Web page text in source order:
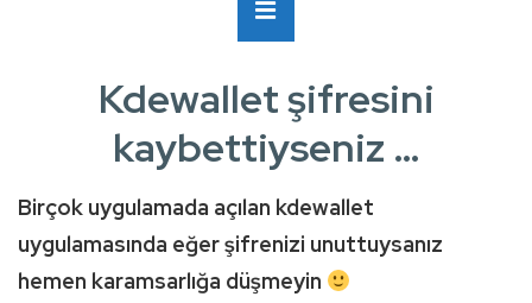
Kdewallet şifresini
kaybettiyseniz …
Birçok uygulamada açılan kdewallet
uygulamasında eğer şifrenizi unuttuysanız
hemen karamsarlığa düşmeyin